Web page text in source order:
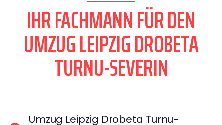
IHR FACHMANN FÜR DEN
UMZUG LEIPZIG DROBETA
TURNU-SEVERIN
Umzug Leipzig Drobeta Turnu-